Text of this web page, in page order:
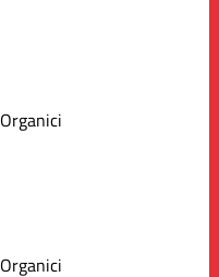
Organici
Organici